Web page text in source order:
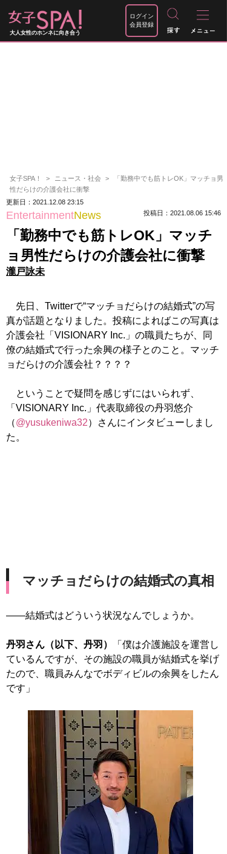
大人女性のホンネに向き合う
ログイン
会員登録
女子SPA！ ニュース・社会
「勤務中でも筋トレOK」マッチョ男
性だらけの介護会社に衝撃
更新日：2021.12.08 23:15
EntertainmentNews 投稿日：2021.08.06 15:46
「勤務中でも筋トレOK」マッチ
ョ男性だらけの介護会社に衝撃
瀧戸詠未
先日、Twitterで“マッチョだらけの結婚式”の写
真が話題となりました。投稿によればこの写真は
介護会社「VISIONARY Inc.」の職員たちが、同
僚の結婚式で行った余興の様子とのこと。マッチ
ョだらけの介護会社？？？？
ということで疑問を感じずにはいられず、
「VISIONARY Inc.」代表取締役の丹羽悠介
（@yusukeniwa32）さんにインタビューしまし
た。
マッチョだらけの結婚式の真相
――結婚式はどういう状況なんでしょうか。
丹羽さん（以下、丹羽）
「僕は介護施設を運営し
ているんですが、その施設の職員が結婚式を挙げ
たので、職員みんなでボディビルの余興をしたん
です」